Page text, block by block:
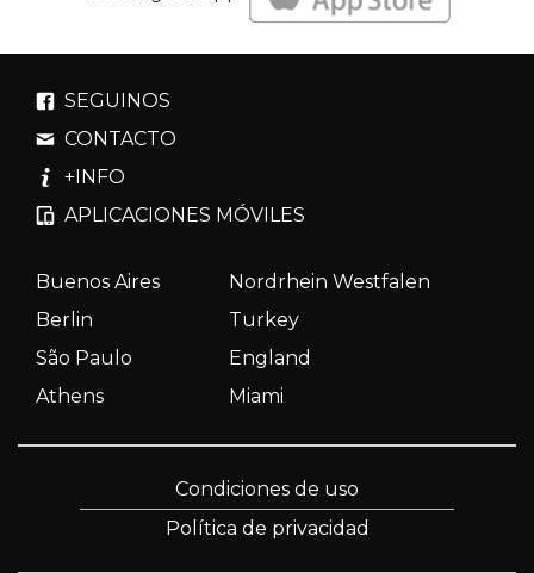
SEGUINOS
CONTACTO
+INFO
APLICACIONES MÓVILES
Buenos Aires
Nordrhein Westfalen
Berlin
Turkey
São Paulo
England
Athens
Miami
Condiciones de uso
Política de privacidad